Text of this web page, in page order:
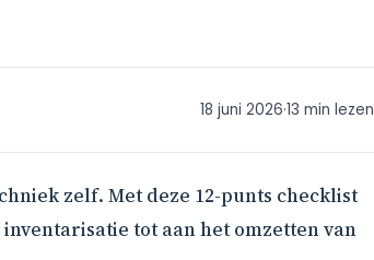
18 juni 2026·13 min lezen
zelf. Met deze 12-punts checklist
tot aan het omzetten van